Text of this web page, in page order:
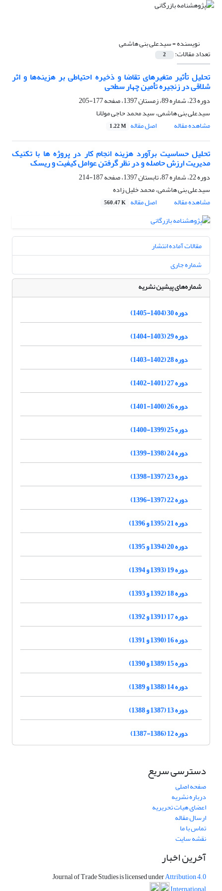
نویسنده =سیدعلی بنی هاشمی
تعداد مقالات: 2
تحلیل تأثیر متغیرهای تقاضا و ذخیره احتیاطی بر هزینه‌ها و اثر
شلاقی در زنجیره تأمین چهار سطحی
دوره 23، شماره 89، زمستان 1397، صفحه
177-205
سیدعلی بنی هاشمی، سید محمد حاجی مولانا
مشاهده مقاله
اصل مقاله 1.22 M
تحلیل حساسیت برآورد هزینه انجام کار در پروژه ها با تکنیک
مدیریت ارزش حاصله و در نظر گرفتن عوامل کیفیت و ریسک
دوره 22، شماره 87، تابستان 1397، صفحه
187-214
سیدعلی بنی هاشمی، محمد خلیل زاده
مشاهده مقاله
اصل مقاله 560.47 K
مقالات آماده انتشار
شماره جاری
شماره‌های پیشین نشریه
دوره 30 (1404-1405)
دوره 29 (1403-1404)
دوره 28 (1402-1403)
دوره 27 (1401-1402)
دوره 26 (1400-1401)
دوره 25 (1399-1400)
دوره 24 (1398-1399)
دوره 23 (1397-1398)
دوره 22 (1397-1396)
دوره 21 (1395 و 1396)
دوره 20 (1394 و 1395)
دوره 19 (1393 و 1394)
دوره 18 (1392 و 1393)
دوره 17 (1391 و 1392)
دوره 16 (1390 و 1391)
دوره 15 (1389 و 1390)
دوره 14 (1388 و 1389)
دوره 13 (1387 و 1388)
دوره 12 (1386-1387)
دسترسی سریع
صفحه اصلی
درباره نشریه
اعضای هیات تحریریه
ارسال مقاله
تماس با ما
نقشه سایت
آخرین اخبار
Journal of Trade Studies is licensed underAttribution 4.0